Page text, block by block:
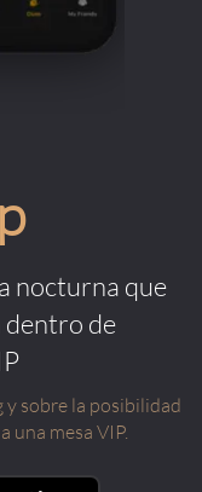
nocturna que
dentro de
y sobre la posibilidad
una mesa VIP.